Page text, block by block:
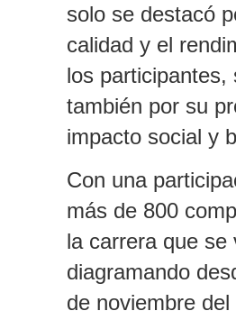
solo se destacó
calidad y el
los participantes,
también por su
impacto social y
Con una
más de 800
la carrera que se
diagramando
de noviembre del